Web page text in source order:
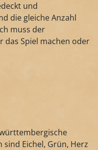
und
die gleiche Anzahl
muss der
das Spiel machen oder
Eichel, Grün, Herz